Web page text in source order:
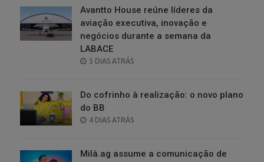
Avantto House reúne líderes da
aviação executiva, inovação e
negócios durante a semana da
LABACE
POSTED
5 DIAS ATRÁS
Do cofrinho à realização: o novo plano
do BB
POSTED
4 DIAS ATRÁS
Milà.ag assume a comunicação de